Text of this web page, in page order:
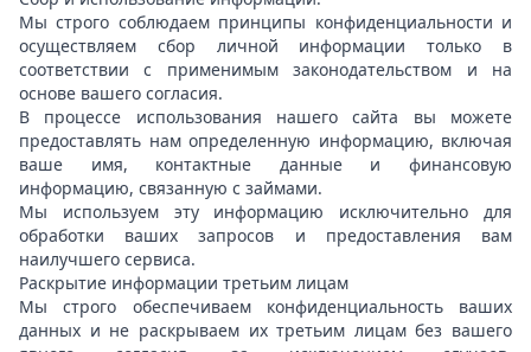
Мы строго соблюдаем принципы конфиденциальности и
осуществляем сбор личной информации только в
соответствии с применимым законодательством и на
основе вашего согласия.
В процессе использования нашего сайта вы можете
предоставлять нам определенную информацию, включая
ваше имя, контактные данные и финансовую
информацию, связанную с займами.
Мы используем эту информацию исключительно для
обработки ваших запросов и предоставления вам
наилучшего сервиса.
Раскрытие информации третьим лицам
Мы строго обеспечиваем конфиденциальность ваших
данных и не раскрываем их третьим лицам без вашего